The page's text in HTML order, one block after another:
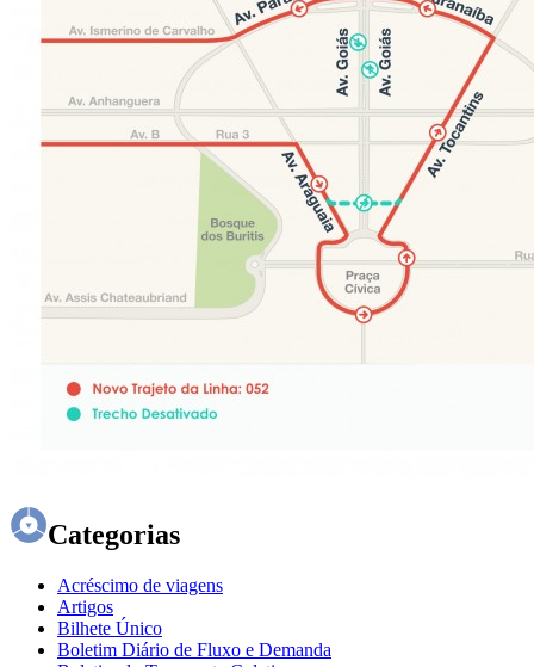
Categorias
Acréscimo de viagens
Artigos
Bilhete Único
Boletim Diário de Fluxo e Demanda